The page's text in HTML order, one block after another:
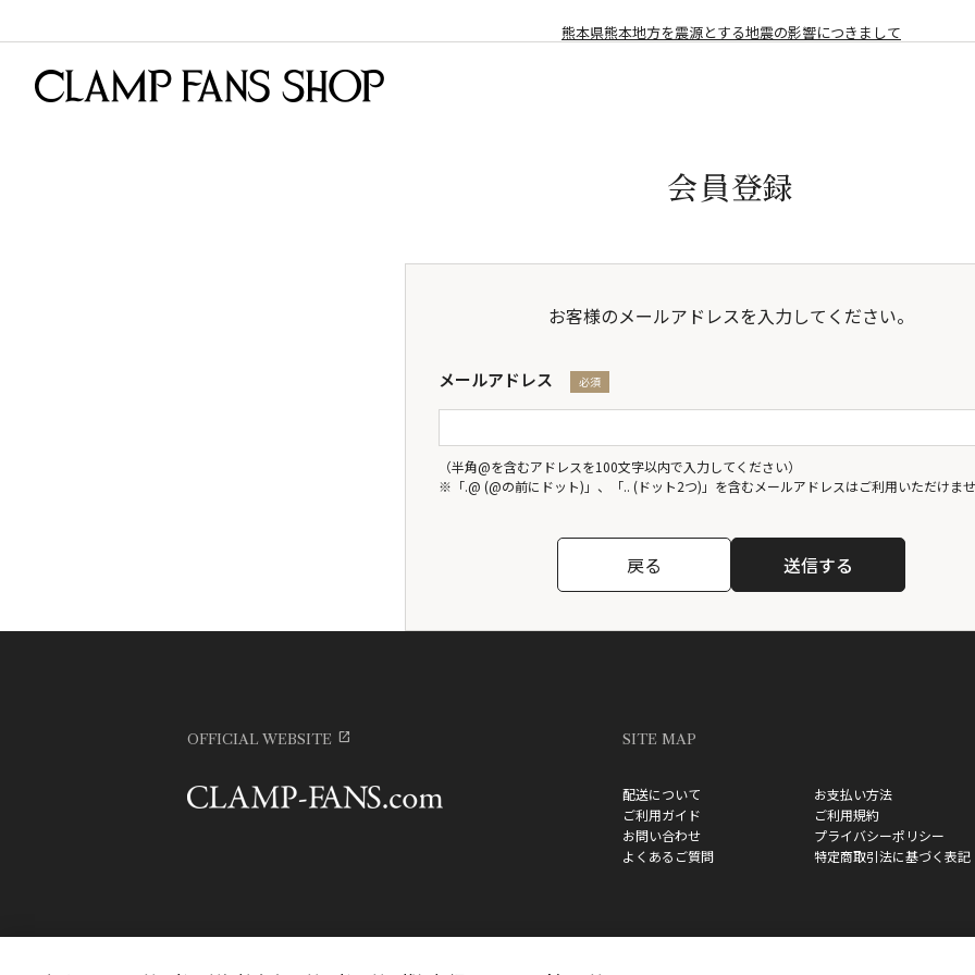
熊本県熊本地方を震源とする地震の影響につきまして
会員登録
お客様のメールアドレスを入力してください。
メールアドレス
（半角@を含むアドレスを100文字以内で入力してください）
※「.@ (@の前にドット)」、「.. (ドット2つ)」を含むメールアドレスはご利用いただけま
戻る
OFFICIAL WEBSITE SITE MAP
配送について
お支払い方法
ご利用ガイド
ご利用規約
お問い合わせ
プライバシーポリシー
よくあるご質問
特定商取引法に基づく表記